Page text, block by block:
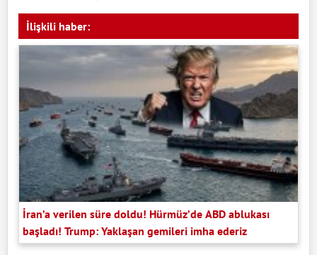
İlişkili haber:
İran’a verilen süre doldu! Hürmüz’de ABD ablukası
başladı! Trump: Yaklaşan gemileri imha ederiz